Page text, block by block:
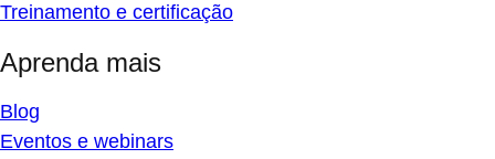
Treinamento e certificação
Aprenda mais
Blog
Eventos e webinars